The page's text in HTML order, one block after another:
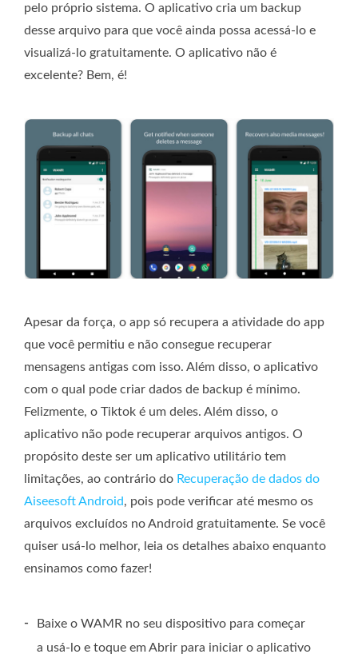
pelo próprio sistema. O aplicativo cria um backup
desse arquivo para que você ainda possa acessá-lo e
visualizá-lo gratuitamente. O aplicativo não é
excelente? Bem, é!
Apesar da força, o app só recupera a atividade do app
que você permitiu e não consegue recuperar
mensagens antigas com isso. Além disso, o aplicativo
com o qual pode criar dados de backup é mínimo.
Felizmente, o Tiktok é um deles. Além disso, o
aplicativo não pode recuperar arquivos antigos. O
propósito deste ser um aplicativo utilitário tem
limitações, ao contrário do Recuperação de dados do
Aiseesoft Android, pois pode verificar até mesmo os
arquivos excluídos no Android gratuitamente. Se você
quiser usá-lo melhor, leia os detalhes abaixo enquanto
ensinamos como fazer!
-
Baixe o WAMR no seu dispositivo para começar
a usá-lo e toque em Abrir para iniciar o aplicativo